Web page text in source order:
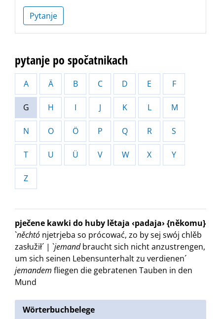
Pytanje
pytanje po spočatnikach
A Ä B C D E F
G H I J K L M
N O Ö P Q R S
T U Ü V W X Y
Z
pječene kawki do huby lětaja ‹padaja› {někomu}
`něchtó njetrjeba so prócować, zo by sej swój chlěb
zasłužił´ | `jemandbraucht sich nicht anzustrengen,
um sich seinen Lebensunterhalt zu verdienen´
jemandem fliegen die gebratenen Tauben in den
Mund
Wörterbuchbelege